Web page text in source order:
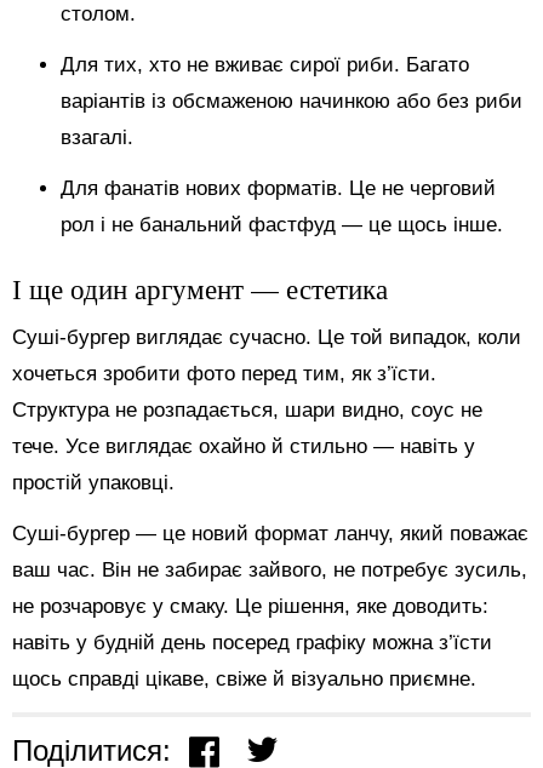
столом.
Для тих, хто не вживає сирої риби. Багато
варіантів із обсмаженою начинкою або без риби
взагалі.
Для фанатів нових форматів. Це не черговий
рол і не банальний фастфуд — це щось інше.
І ще один аргумент — естетика
Суші-бургер виглядає сучасно. Це той випадок, коли
хочеться зробити фото перед тим, як з’їсти.
Структура не розпадається, шари видно, соус не
тече. Усе виглядає охайно й стильно — навіть у
простій упаковці.
Суші-бургер — це новий формат ланчу, який поважає
ваш час. Він не забирає зайвого, не потребує зусиль,
не розчаровує у смаку. Це рішення, яке доводить:
навіть у будній день посеред графіку можна з’їсти
щось справді цікаве, свіже й візуально приємне.
Поділитися: